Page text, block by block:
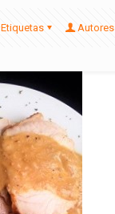
Etiquetas Autores